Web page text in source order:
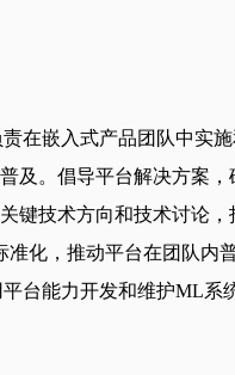
责在嵌入式产品团队中
及。倡导平台解决方案
键技术方向和技术讨论
准化，推动平台在团队内
台能力开发和维护ML